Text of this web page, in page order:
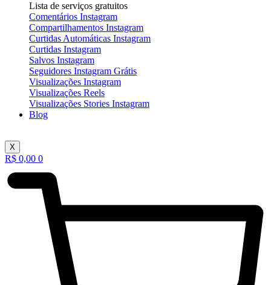
Lista de serviços gratuitos
Comentários Instagram
Compartilhamentos Instagram
Curtidas Automáticas Instagram
Curtidas Instagram
Salvos Instagram
Seguidores Instagram Grátis
Visualizações Instagram
Visualizações Reels
Visualizações Stories Instagram
Blog
X
R$ 0,00 0